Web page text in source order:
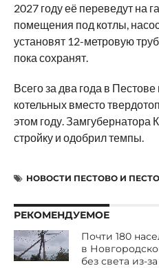
2027 году её переведут на
помещения под котлы,
установят 12-метровую
пока сохранят.
Всего за два года в
котельных вместо
этом году.
стройку и одобрил темпы.
НОВОСТИ ПЕСТОВО И
РЕКОМЕНДУЕМОЕ
Почти 180
в
без света из-